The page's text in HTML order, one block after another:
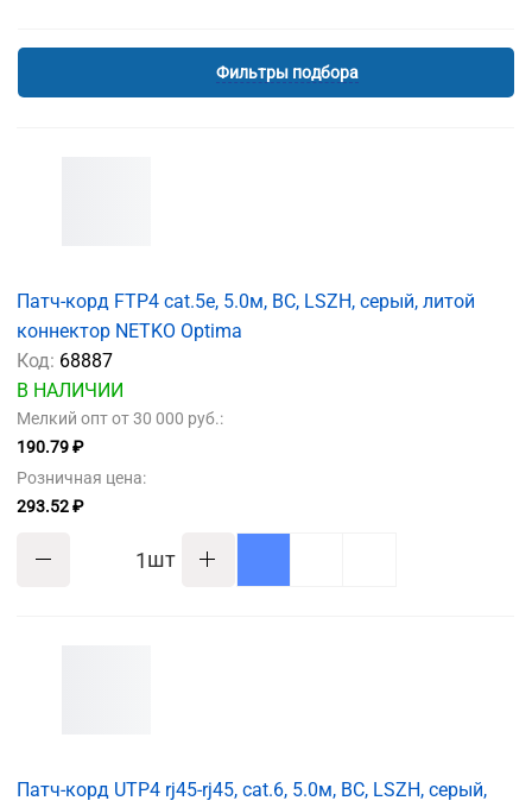
Фильтры подбора
Патч-корд FTP4 cat.5е, 5.0м, BC, LSZH, серый, литой
коннектор NETKO Optima
Код: 68887
В НАЛИЧИИ
Мелкий опт от 30 000 руб.:
190.79 ₽
Розничная цена:
293.52 ₽
шт
Патч-корд UTP4 rj45-rj45, cat.6, 5.0м, BC, LSZH, серый,